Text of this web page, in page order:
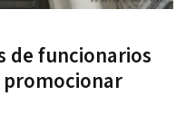
de funcionarios
promocionar